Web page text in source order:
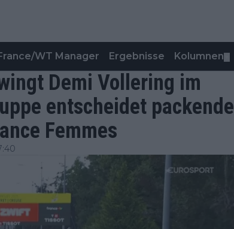
WT Manager Ergebnisse Kolumnen
Demi Vollering im
entscheidet packende
Femmes